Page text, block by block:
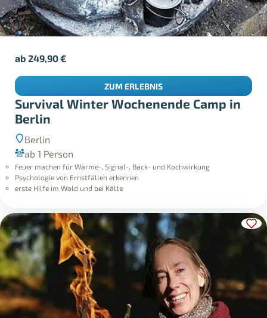
Survival Winter Wochenende Camp in
Berlin
Berlin
ab 1 Person
Feuer machen für Wärme-, Signal-, Back- und Kochwirkung
Psychologie von Ernstfällen erkennen
erste Hilfe im Wald und bei Kälte
ab249,90€
ZUM ERLEBNIS